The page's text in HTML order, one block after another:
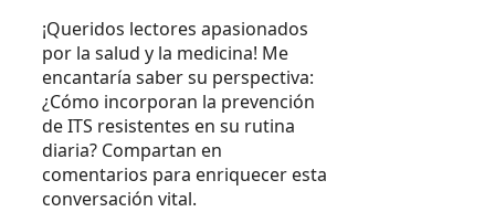
¡Queridos lectores apasionados
por la salud y la medicina! Me
encantaría saber su perspectiva:
¿Cómo incorporan la prevención
de ITS resistentes en su rutina
diaria? Compartan en
comentarios para enriquecer esta
conversación vital.